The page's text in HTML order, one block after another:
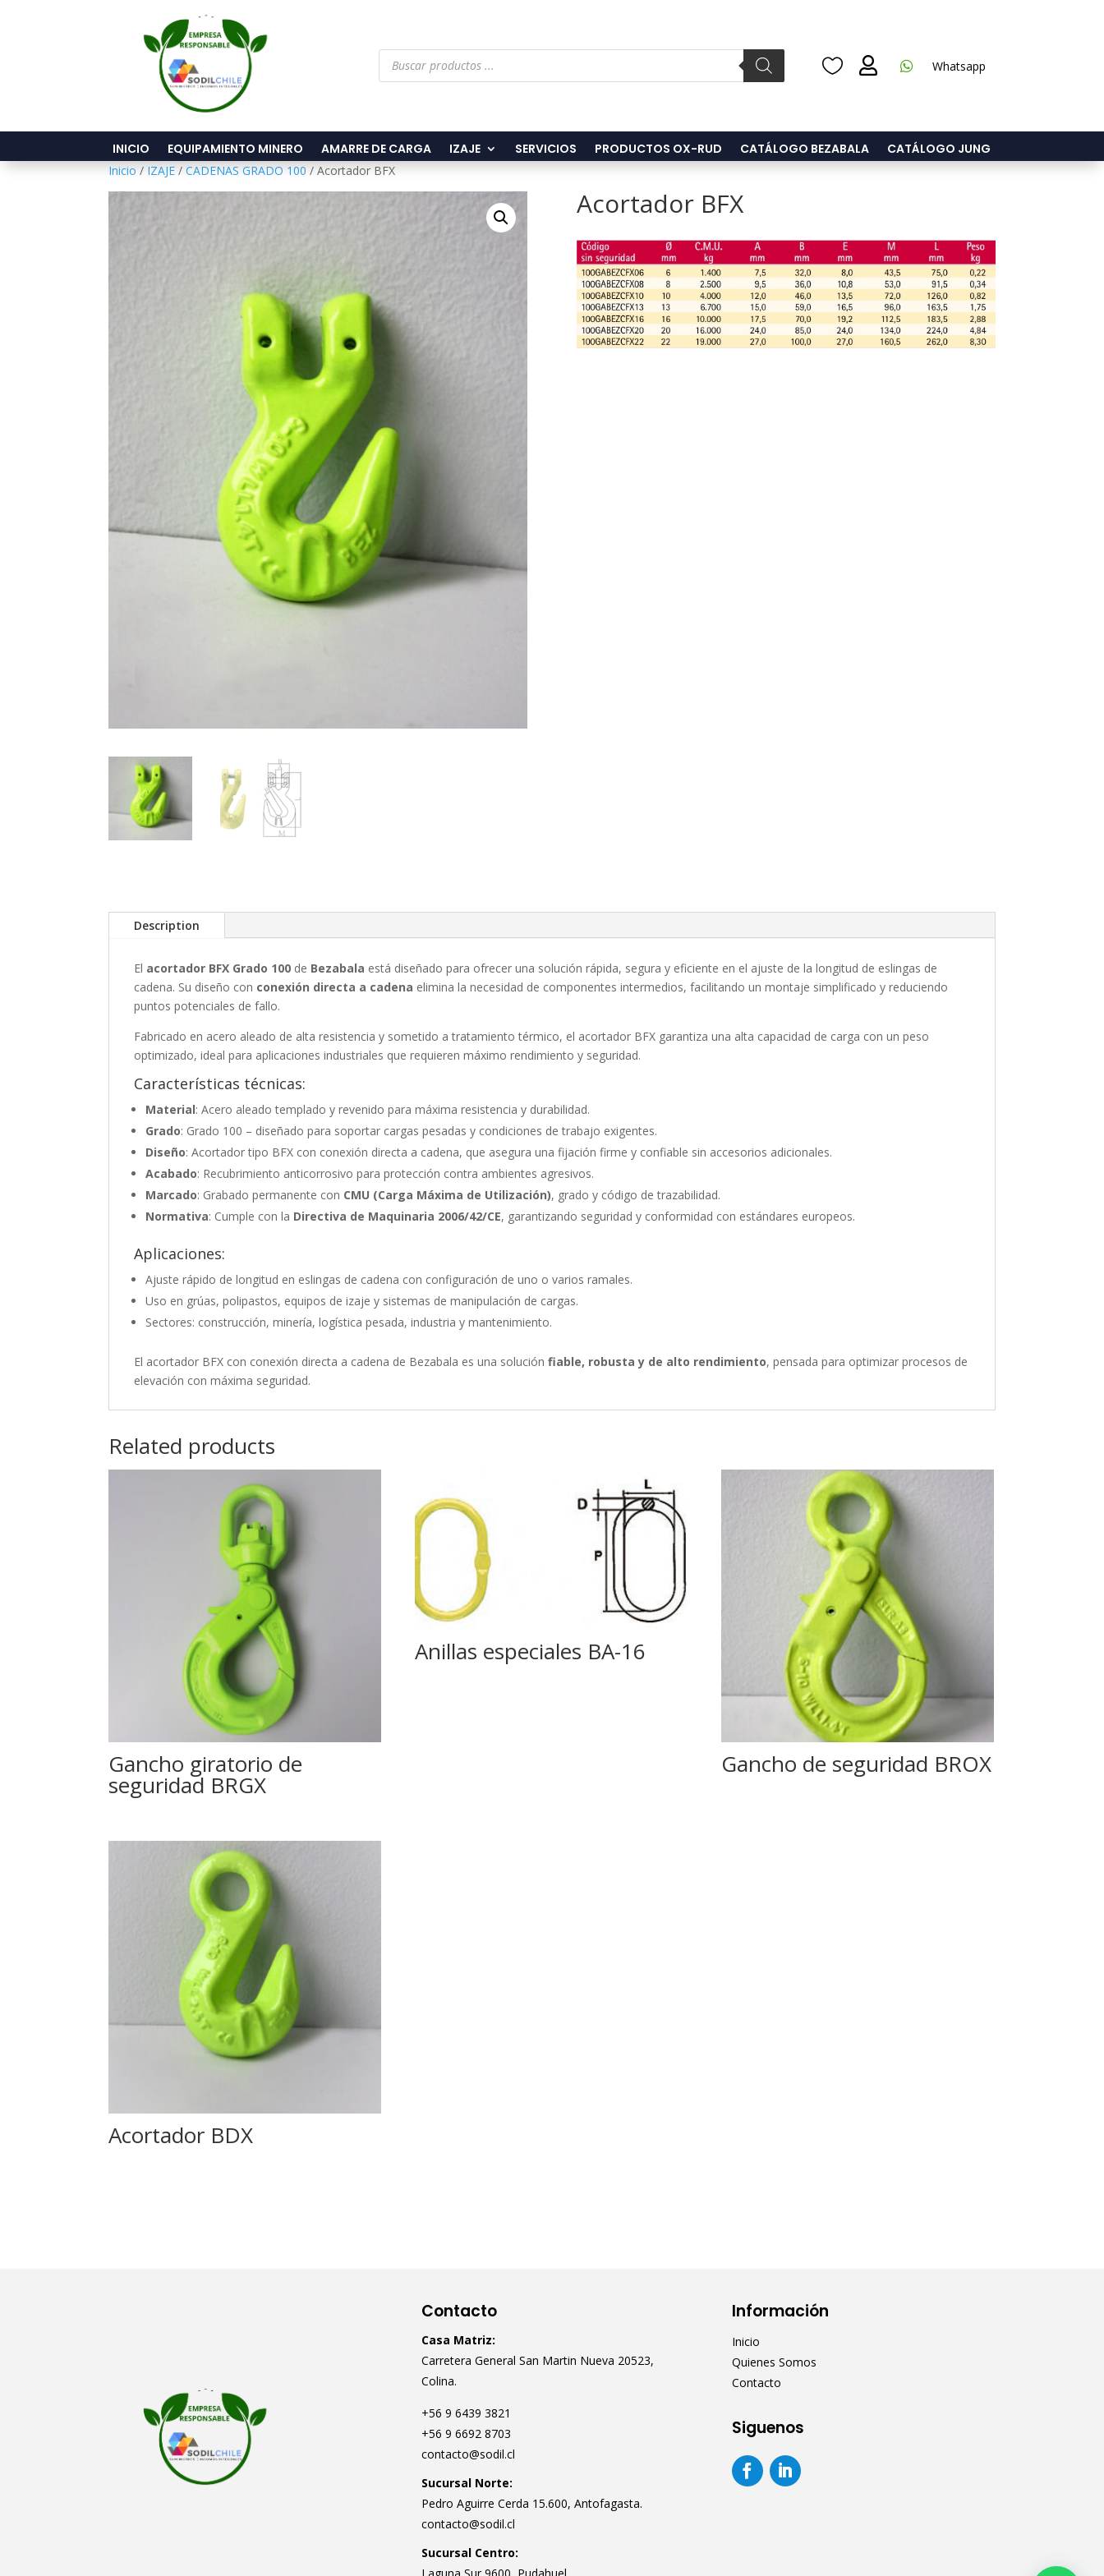
Búsqueda
productos
   Whatsapp
INICIO EQUIPAMIENTO MINERO AMARRE DE CARGA IZAJE SERVICIOS PRODUCTOS OX-RUD CATÁLOGO BEZABALA CATÁLOGO JUNG
Inicio / IZAJE / CADENAS GRADO 100 / Acortador BFX
Acortador BFX
Description
El acortador BFX Grado 100 de Bezabala está diseñado para ofrecer una solución rápida, segura y eficiente en el ajuste de la longitud de eslingas de
cadena. Su diseño con conexión directa a cadena elimina la necesidad de componentes intermedios, facilitando un montaje simplificado y reduciendo
puntos potenciales de fallo.
Fabricado en acero aleado de alta resistencia y sometido a tratamiento térmico, el acortador BFX garantiza una alta capacidad de carga con un peso
optimizado, ideal para aplicaciones industriales que requieren máximo rendimiento y seguridad.
Características técnicas:
Material: Acero aleado templado y revenido para máxima resistencia y durabilidad.
Grado: Grado 100 – diseñado para soportar cargas pesadas y condiciones de trabajo exigentes.
Diseño: Acortador tipo BFX con conexión directa a cadena, que asegura una fijación firme y confiable sin accesorios adicionales.
Acabado: Recubrimiento anticorrosivo para protección contra ambientes agresivos.
Marcado: Grabado permanente con CMU (Carga Máxima de Utilización), grado y código de trazabilidad.
Normativa: Cumple con la Directiva de Maquinaria 2006/42/CE, garantizando seguridad y conformidad con estándares europeos.
Aplicaciones:
Ajuste rápido de longitud en eslingas de cadena con configuración de uno o varios ramales.
Uso en grúas, polipastos, equipos de izaje y sistemas de manipulación de cargas.
Sectores: construcción, minería, logística pesada, industria y mantenimiento.
El acortador BFX con conexión directa a cadena de Bezabala es una solución fiable, robusta y de alto rendimiento, pensada para optimizar procesos de
elevación con máxima seguridad.
Related products
Gancho giratorio de
seguridad BRGX
Anillas especiales BA-16
Gancho de seguridad BROX
Acortador BDX
Contacto
Casa Matriz:
Carretera General San Martin Nueva 20523,
Colina.
+56 9 6439 3821
+56 9 6692 8703
contacto@sodil.cl
Sucursal Norte:
Pedro Aguirre Cerda 15.600, Antofagasta.
contacto@sodil.cl
Sucursal Centro:
Laguna Sur 9600, Pudahuel.
Información
Inicio
Quienes Somos
Contacto
Siguenos